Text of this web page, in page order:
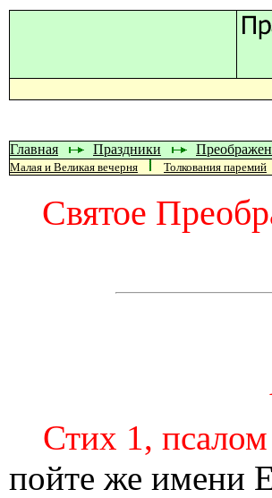
Главная Праздники
Малая и Великая вечерня Толкования паремий
Святое
Стих 1,
пойте же имени